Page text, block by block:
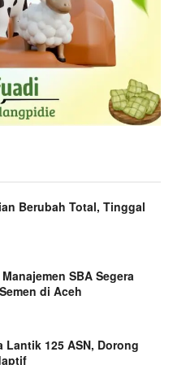
Berubah Total, Tinggal
SBA Segera
di Aceh
Lantik 125 ASN, Dorong